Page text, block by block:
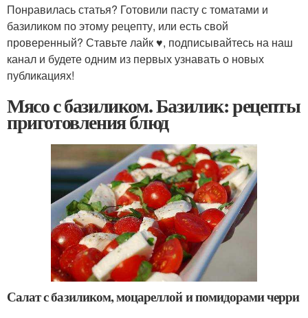
Понравилась статья? Готовили пасту с томатами и
базиликом по этому рецепту, или есть свой
проверенный? Ставьте лайк ♥, подписывайтесь на наш
канал и будете одним из первых узнавать о новых
публикациях!
Мясо с базиликом. Базилик: рецепты
приготовления блюд
Салат с базиликом, моцареллой и помидорами черри